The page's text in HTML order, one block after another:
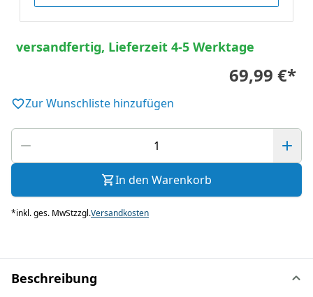
versandfertig, Lieferzeit 4-5 Werktage
69,99 €*
Zur Wunschliste hinzufügen
In den Warenkorb
*inkl. ges. MwStzzgl.Versandkosten
Beschreibung